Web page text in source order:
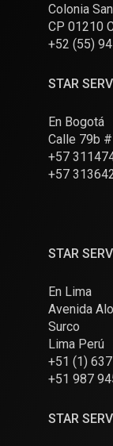
Colonia
CP 01210
+52 (55)
STAR
En Bogotá
Calle 79b
+57
+57
STAR
En Lima
Avenida
Surco
Lima Perú
+51 (1)
+51 987
STAR